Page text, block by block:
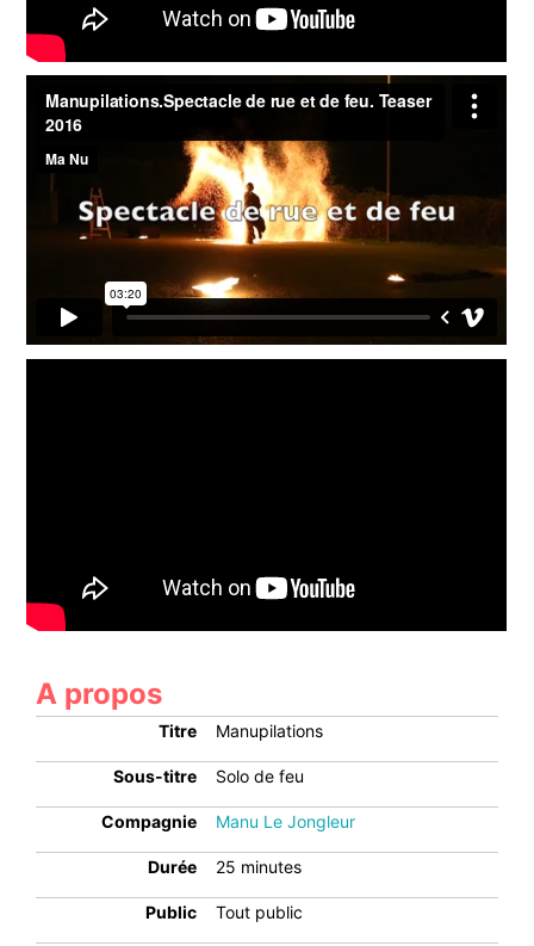
A propos
Titre Manupilations
Sous-titre Solo de feu
Compagnie Manu Le Jongleur
Durée 25 minutes
Public Tout public